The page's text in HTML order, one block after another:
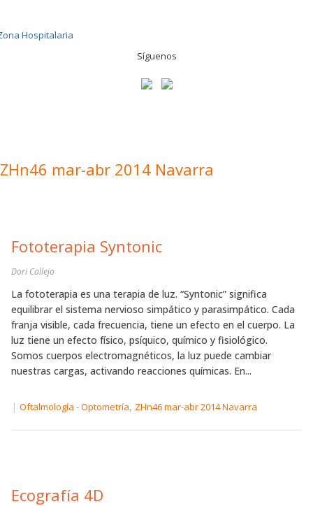
Síguenos
ZHn46 mar-abr 2014 Navarra
Fototerapia Syntonic
Dori Callejo
La fototerapia es una terapia de luz. “Syntonic” significa
equilibrar el sistema nervioso simpático y parasimpático. Cada
franja visible, cada frecuencia, tiene un efecto en el cuerpo. La
luz tiene un efecto físico, psíquico, químico y fisiológico.
Somos cuerpos electromagnéticos, la luz puede cambiar
nuestras cargas, activando reacciones químicas. En...
| Oftalmología - Optometría, ZHn46 mar-abr 2014 Navarra
Ecografía 4D